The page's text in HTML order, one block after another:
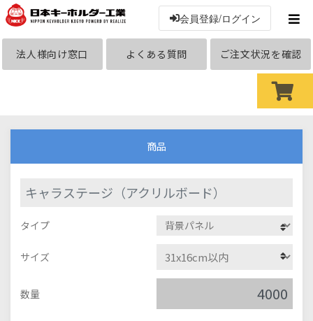
会員登録/ログイン
法人様向け窓口 よくある質問 ご注文状況を確認
商品
キャラステージ（アクリルボード）
タイプ
サイズ
数量